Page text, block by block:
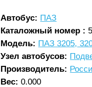
Автобус: ПАЗ
Каталожный номер :
Модель: ПАЗ 3205,
Узел автобусов:
Производитель:
Вес:0.000